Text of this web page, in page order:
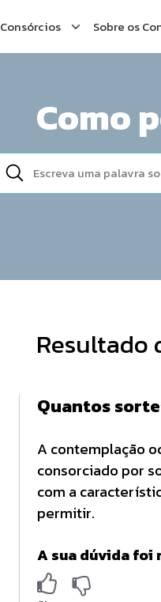
Consórcios Sobre os
Como
Resultado
Quantos
A contemplação
consorciado por
com a
permitir.
A sua dúvida foi